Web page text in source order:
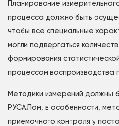
Планирование
процесса должно быть
чтобы все специальные
могли подвергаться
формирования
процессом воспроизводства
Методики измерений должны
РУСАЛом, в особенности,
приемочного контроля у